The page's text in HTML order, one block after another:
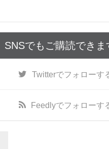
SNSでもご購読できま
Twitterでフォローす
Feedlyでフォローす